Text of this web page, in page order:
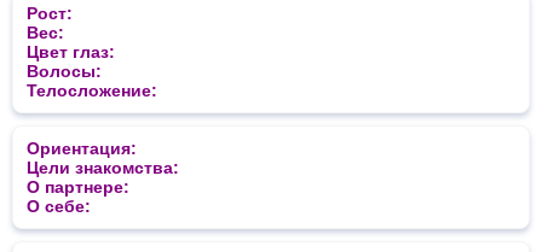
Рост:
Вес:
Цвет глаз:
Волосы:
Телосложение:
Ориентация:
Цели знакомства:
О партнере:
О себе: